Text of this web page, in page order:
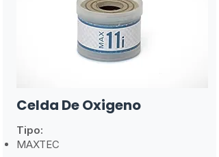
Celda De Oxigeno
Tipo:
MAXTEC